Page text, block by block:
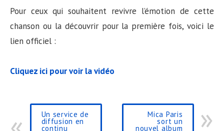
Pour ceux qui souhaitent revivre l’émotion de cette
chanson ou la découvrir pour la première fois, voici le
lien officiel :
Cliquez ici pour voir la vidéo
Un service de
diffusion en
continu
Mica Paris
sort un
nouvel album